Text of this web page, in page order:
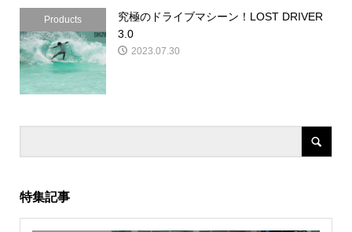
Products
究極のドライブマシーン！LOST DRIVER
3.0
2023.07.30
特集記事